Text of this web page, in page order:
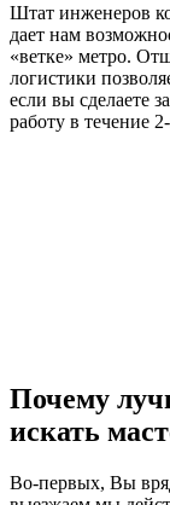
Штат инженеров
дает нам
«ветке» метро.
логистики
если вы сделаете
работу в течение
Почему
искать
Во-первых, Вы